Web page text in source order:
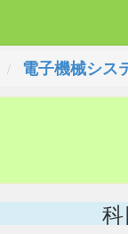
電子機械シス